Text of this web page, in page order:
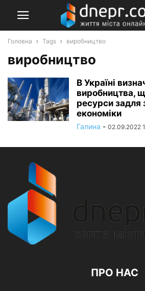
Головна Tags виробництво
виробництво
В Україні
виробництва,
ресурси задля
економіки
Галина - 02.09.2022
ПРО НАС